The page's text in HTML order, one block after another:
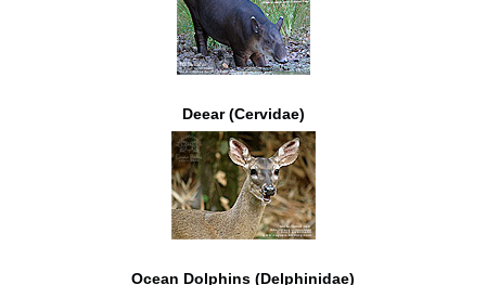
Deear (Cervidae)
Ocean Dolphins (Delphinidae)